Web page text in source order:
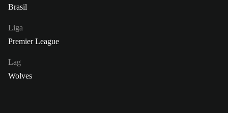
Brasil
Liga
Premier League
Lag
Wolves